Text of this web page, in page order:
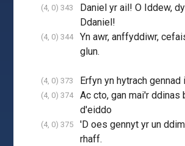
(4, 0) 343
Daniel yr ail! O Iddew,
Ddaniel!
(4, 0) 344
Yn awr, anffyddiwr,
glun.
(4, 0) 373 Erfyn yn hytrach gennad
(4, 0) 374
Ac cto, gan mai'r ddinas
d'eiddo
(4, 0) 375
'D oes gennyt yr un
rhaff.